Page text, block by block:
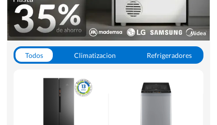
Todos Climatizacion
Refrigeradores
Hornos y Microondas